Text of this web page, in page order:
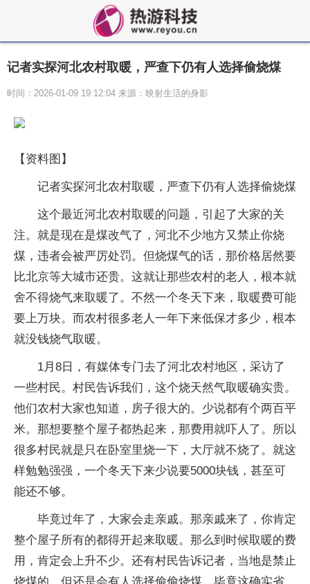
记者实探河北农村取暖，严查下仍有人选择偷烧煤
时间：2026-01-09 19:12:04 来源：映射生活的身影
【资料图】
记者实探河北农村取暖，严查下仍有人选择偷烧煤
这个最近河北农村取暖的问题，引起了大家的关
注。就是现在是煤改气了，河北不少地方又禁止你烧
煤，违者会被严厉处罚。但烧煤气的话，那价格居然要
比北京等大城市还贵。这就让那些农村的老人，根本就
舍不得烧气来取暖了。不然一个冬天下来，取暖费可能
要上万块。而农村很多老人一年下来低保才多少，根本
就没钱烧气取暖。
1月8日，有媒体专门去了河北农村地区，采访了
一些村民。村民告诉我们，这个烧天然气取暖确实贵。
他们农村大家也知道，房子很大的。少说都有个两百平
米。那想要整个屋子都热起来，那费用就吓人了。所以
很多村民就是只在卧室里烧一下，大厅就不烧了。就这
样勉勉强强，一个冬天下来少说要5000块钱，甚至可
能还不够。
毕竟过年了，大家会走亲戚。那亲戚来了，你肯定
整个屋子所有的都得开起来取暖。那么到时候取暖的费
用，肯定会上升不少。还有村民告诉记者，当地是禁止